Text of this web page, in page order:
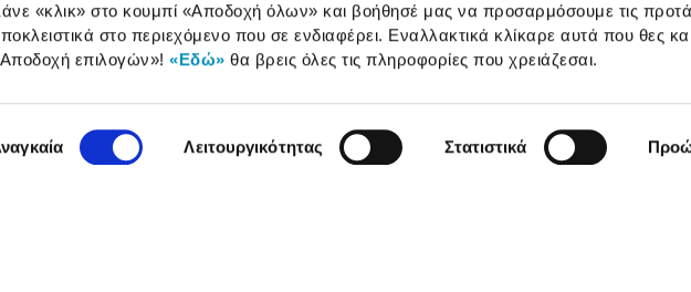
«κλικ» στο κουμπί «Αποδοχή όλων» και βοήθησέ μας να προσαρμόσουμε τις
στο περιεχόμενο που σε ενδιαφέρει. Εναλλακτικά κλίκαρε αυτά που θες
επιλογών»!«Εδώ» θα βρεις όλες τις πληροφορίες που χρειάζεσαι.
Λειτουργικότητας Στατιστικά
Καταστήματα